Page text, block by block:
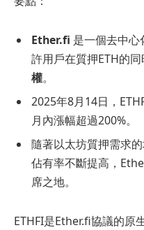
Ether.fi 是一個去中
許用戶在質押ETH的
權。
2025年8月14日，
月內漲幅超過200%。
隨著以太坊質押需求
佔有率不斷提高，
席之地。
ETHFI是Ether.fi協議的原